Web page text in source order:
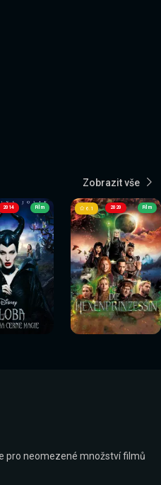
Zobrazit vše
2014 Film 2020
Sledovat
nyní
6.1 Film
Sledovat
nyní
pro neomezené množství filmů